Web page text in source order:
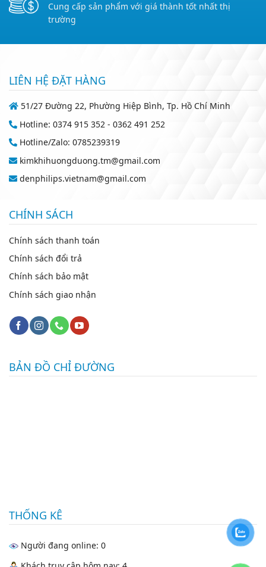
Cung cấp sản phẩm với giá thành tốt nhất thị
trường
LIÊN HỆ ĐẶT HÀNG
51/27 Đường 22, Phường Hiệp Bình, Tp. Hồ Chí Minh
Hotline: 0374 915 352 - 0362 491 252
Hotline/Zalo: 0785239319
kimkhihuongduong.tm@gmail.com
denphilips.vietnam@gmail.com
CHÍNH SÁCH
Chính sách thanh toán
Chính sách đổi trả
Chính sách bảo mật
Chính sách giao nhận
BẢN ĐỒ CHỈ ĐƯỜNG
THỐNG KÊ
Người đang online: 0